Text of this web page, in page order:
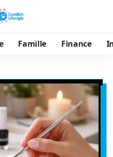
Famille Finance